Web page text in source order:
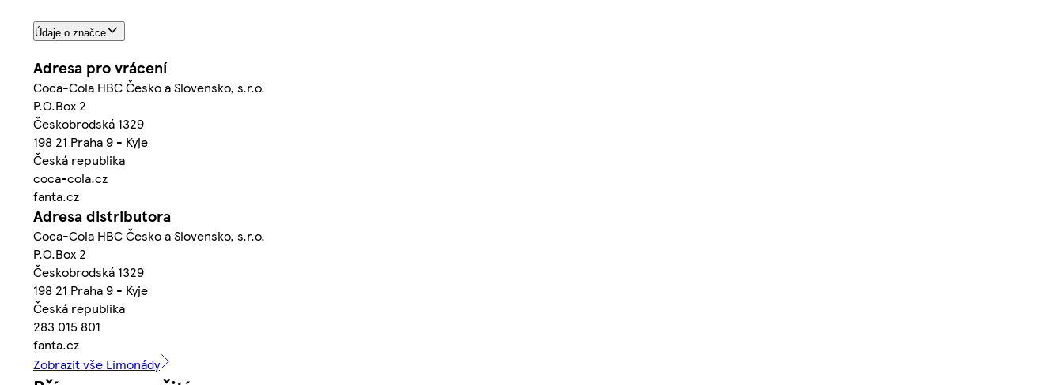
Údaje o značce
Adresa pro vrácení
Coca-Cola HBC Česko a Slovensko, s.r.o.
P.O.Box 2
Českobrodská 1329
198 21 Praha 9 - Kyje
Česká republika
coca-cola.cz
fanta.cz
Adresa distributora
Coca-Cola HBC Česko a Slovensko, s.r.o.
P.O.Box 2
Českobrodská 1329
198 21 Praha 9 - Kyje
Česká republika
283 015 801
fanta.cz
Zobrazit vše Limonády